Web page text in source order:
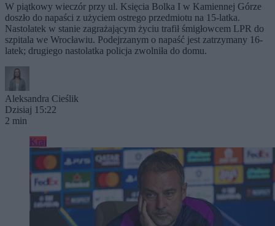
W piątkowy wieczór przy ul. Księcia Bolka I w Kamiennej Górze
doszło do napaści z użyciem ostrego przedmiotu na 15-latka.
Nastolatek w stanie zagrażającym życiu trafił śmigłowcem LPR do
szpitala we Wrocławiu. Podejrzanym o napaść jest zatrzymany 16-
latek; drugiego nastolatka policja zwolniła do domu.
Aleksandra Cieślik
Dzisiaj 15:22
2 min
Kraj